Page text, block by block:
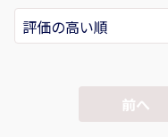
前へ